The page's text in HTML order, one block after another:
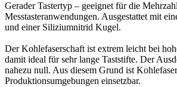
Gerader Tastertyp – geeignet für die
Messtasteranwendungen. Ausgestattet mit
und einer Siliziumnitrid Kugel.
Der Kohlefaserschaft ist extrem leicht bei
damit ideal für sehr lange Taststifte. Der
nahezu null. Aus diesem Grund ist
Produktionsumgebungen einsetzbar.